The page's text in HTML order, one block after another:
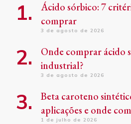
Ácido sórbico: 7
comprar
3 de agosto de 2026
Onde comprar ácido
industrial?
3 de agosto de 2026
Beta caroteno
aplicações e onde
1 de julho de 2026